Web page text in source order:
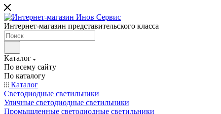
Интернет-магазин представительского класса
Каталог
По всему сайту
По каталогу
Каталог
Светодиодные светильники
Уличные светодиодные светильники
Промышленные светодиодные светильники